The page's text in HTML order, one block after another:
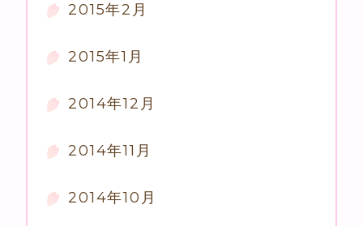
2015年2月
2015年1月
2014年12月
2014年11月
2014年10月